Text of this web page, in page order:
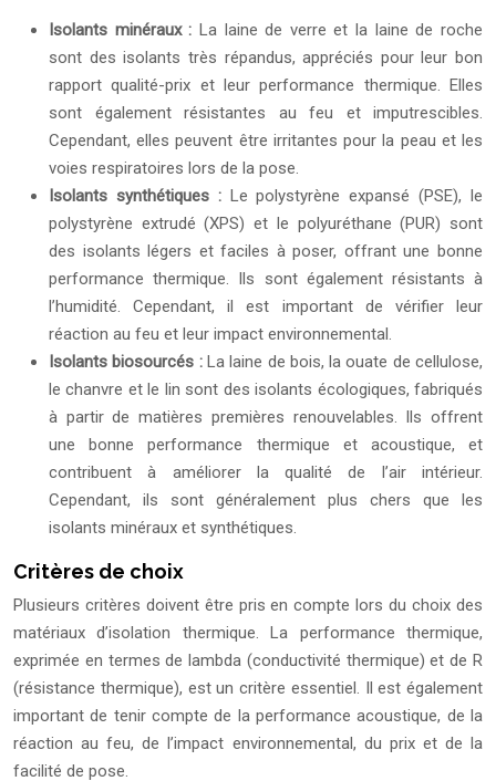
Isolants minéraux : La laine de verre et la laine de roche
sont des isolants très répandus, appréciés pour leur bon
rapport qualité-prix et leur performance thermique. Elles
sont également résistantes au feu et imputrescibles.
Cependant, elles peuvent être irritantes pour la peau et les
voies respiratoires lors de la pose.
Isolants synthétiques : Le polystyrène expansé (PSE), le
polystyrène extrudé (XPS) et le polyuréthane (PUR) sont
des isolants légers et faciles à poser, offrant une bonne
performance thermique. Ils sont également résistants à
l’humidité. Cependant, il est important de vérifier leur
réaction au feu et leur impact environnemental.
Isolants biosourcés : La laine de bois, la ouate de cellulose,
le chanvre et le lin sont des isolants écologiques, fabriqués
à partir de matières premières renouvelables. Ils offrent
une bonne performance thermique et acoustique, et
contribuent à améliorer la qualité de l’air intérieur.
Cependant, ils sont généralement plus chers que les
isolants minéraux et synthétiques.
Critères de choix
Plusieurs critères doivent être pris en compte lors du choix des
matériaux d’isolation thermique. La performance thermique,
exprimée en termes de lambda (conductivité thermique) et de R
(résistance thermique), est un critère essentiel. Il est également
important de tenir compte de la performance acoustique, de la
réaction au feu, de l’impact environnemental, du prix et de la
facilité de pose.